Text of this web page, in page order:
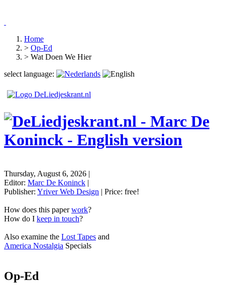
Home
> Op-Ed
> Wat Doen We Hier
select language:
Thursday, August 6, 2026 |
Editor: Marc De Koninck |
Publisher: Yriver Web Design | Price: free!
How does this paperwork?
How do I keep in touch?
Also examine the Lost Tapes and
America Nostalgia Specials
Op-Ed